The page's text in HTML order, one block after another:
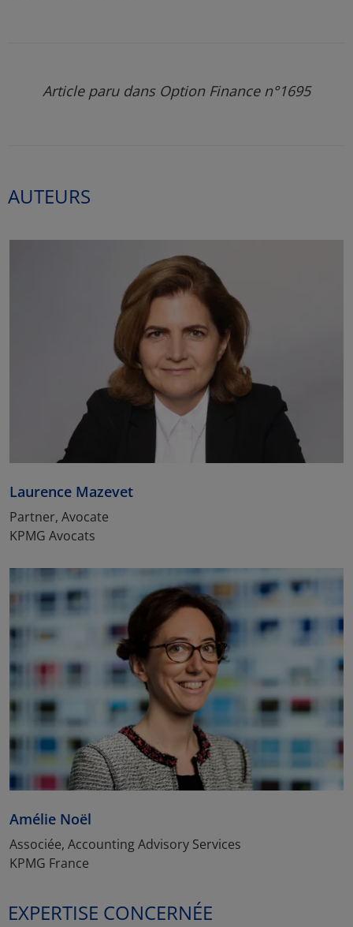
Article paru dans Option Finance n°1695
AUTEURS
Laurence Mazevet
Partner, Avocate
KPMG Avocats
Amélie Noël
Associée, Accounting Advisory Services
KPMG France
EXPERTISE CONCERNÉE